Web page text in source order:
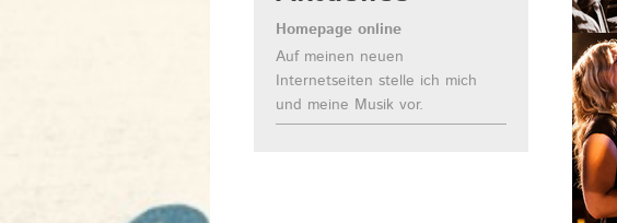
Homepage online
Auf meinen neuen
Internetseiten stelle ich mich
und meine Musik vor.